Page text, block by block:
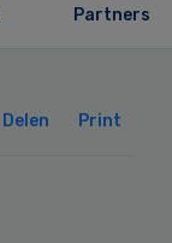
Partners
Delen Print